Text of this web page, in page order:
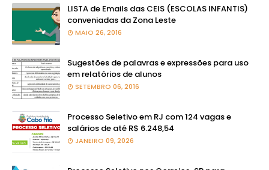
LISTA de Emails das CEIS (ESCOLAS INFANTIS)
conveniadas da Zona Leste
MAIO 26, 2016
Sugestões de palavras e expressões para uso
em relatórios de alunos
SETEMBRO 06, 2016
Processo Seletivo em RJ com 124 vagas e
salários de até R$ 6.248,54
JANEIRO 09, 2026